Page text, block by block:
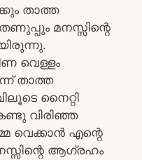
താത്ത
മനസ്സിന്റെ
വെള്ളം
താത്ത
നൈറ്റി
വിരിഞ്ഞ
വെക്കാൻ എന്റെ
ആഗ്രഹം